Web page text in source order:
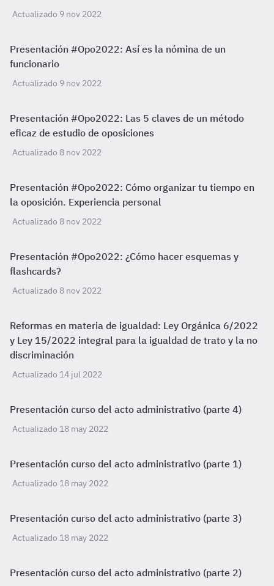
Actualizado 9 nov 2022
Presentación #Opo2022: Así es la nómina de un
funcionario
Actualizado 9 nov 2022
Presentación #Opo2022: Las 5 claves de un método
eficaz de estudio de oposiciones
Actualizado 8 nov 2022
Presentación #Opo2022: Cómo organizar tu tiempo en
la oposición. Experiencia personal
Actualizado 8 nov 2022
Presentación #Opo2022: ¿Cómo hacer esquemas y
flashcards?
Actualizado 8 nov 2022
Reformas en materia de igualdad: Ley Orgánica 6/2022
y Ley 15/2022 integral para la igualdad de trato y la no
discriminación
Actualizado 14 jul 2022
Presentación curso del acto administrativo (parte 4)
Actualizado 18 may 2022
Presentación curso del acto administrativo (parte 1)
Actualizado 18 may 2022
Presentación curso del acto administrativo (parte 3)
Actualizado 18 may 2022
Presentación curso del acto administrativo (parte 2)